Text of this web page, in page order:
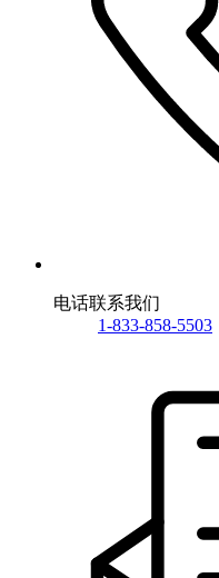
电话联系我们
1-833-858-5503